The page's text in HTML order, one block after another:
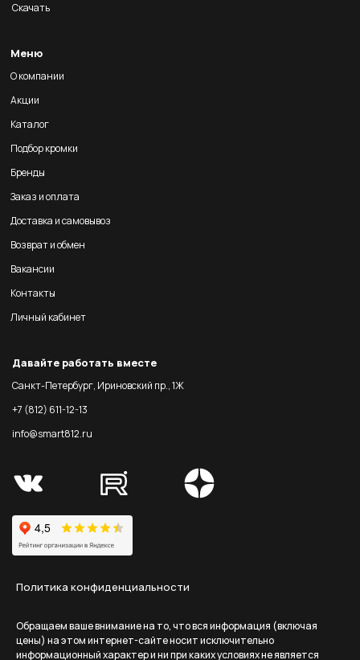
Скачать
Меню
О компании
Акции
Каталог
Подбор кромки
Бренды
Заказ и оплата
Доставка и самовывоз
Возврат и обмен
Вакансии
Контакты
Личный кабинет
Давайте работать вместе
Санкт-Петербург, Ириновский пр., 1Ж
+7 (812) 611-12-13
info@smart812.ru
Политика конфиденциальности
Обращаем ваше внимание на то, что вся информация (включая
цены) на этом интернет-сайте носит исключительно
информационный характер и ни при каких условиях не является